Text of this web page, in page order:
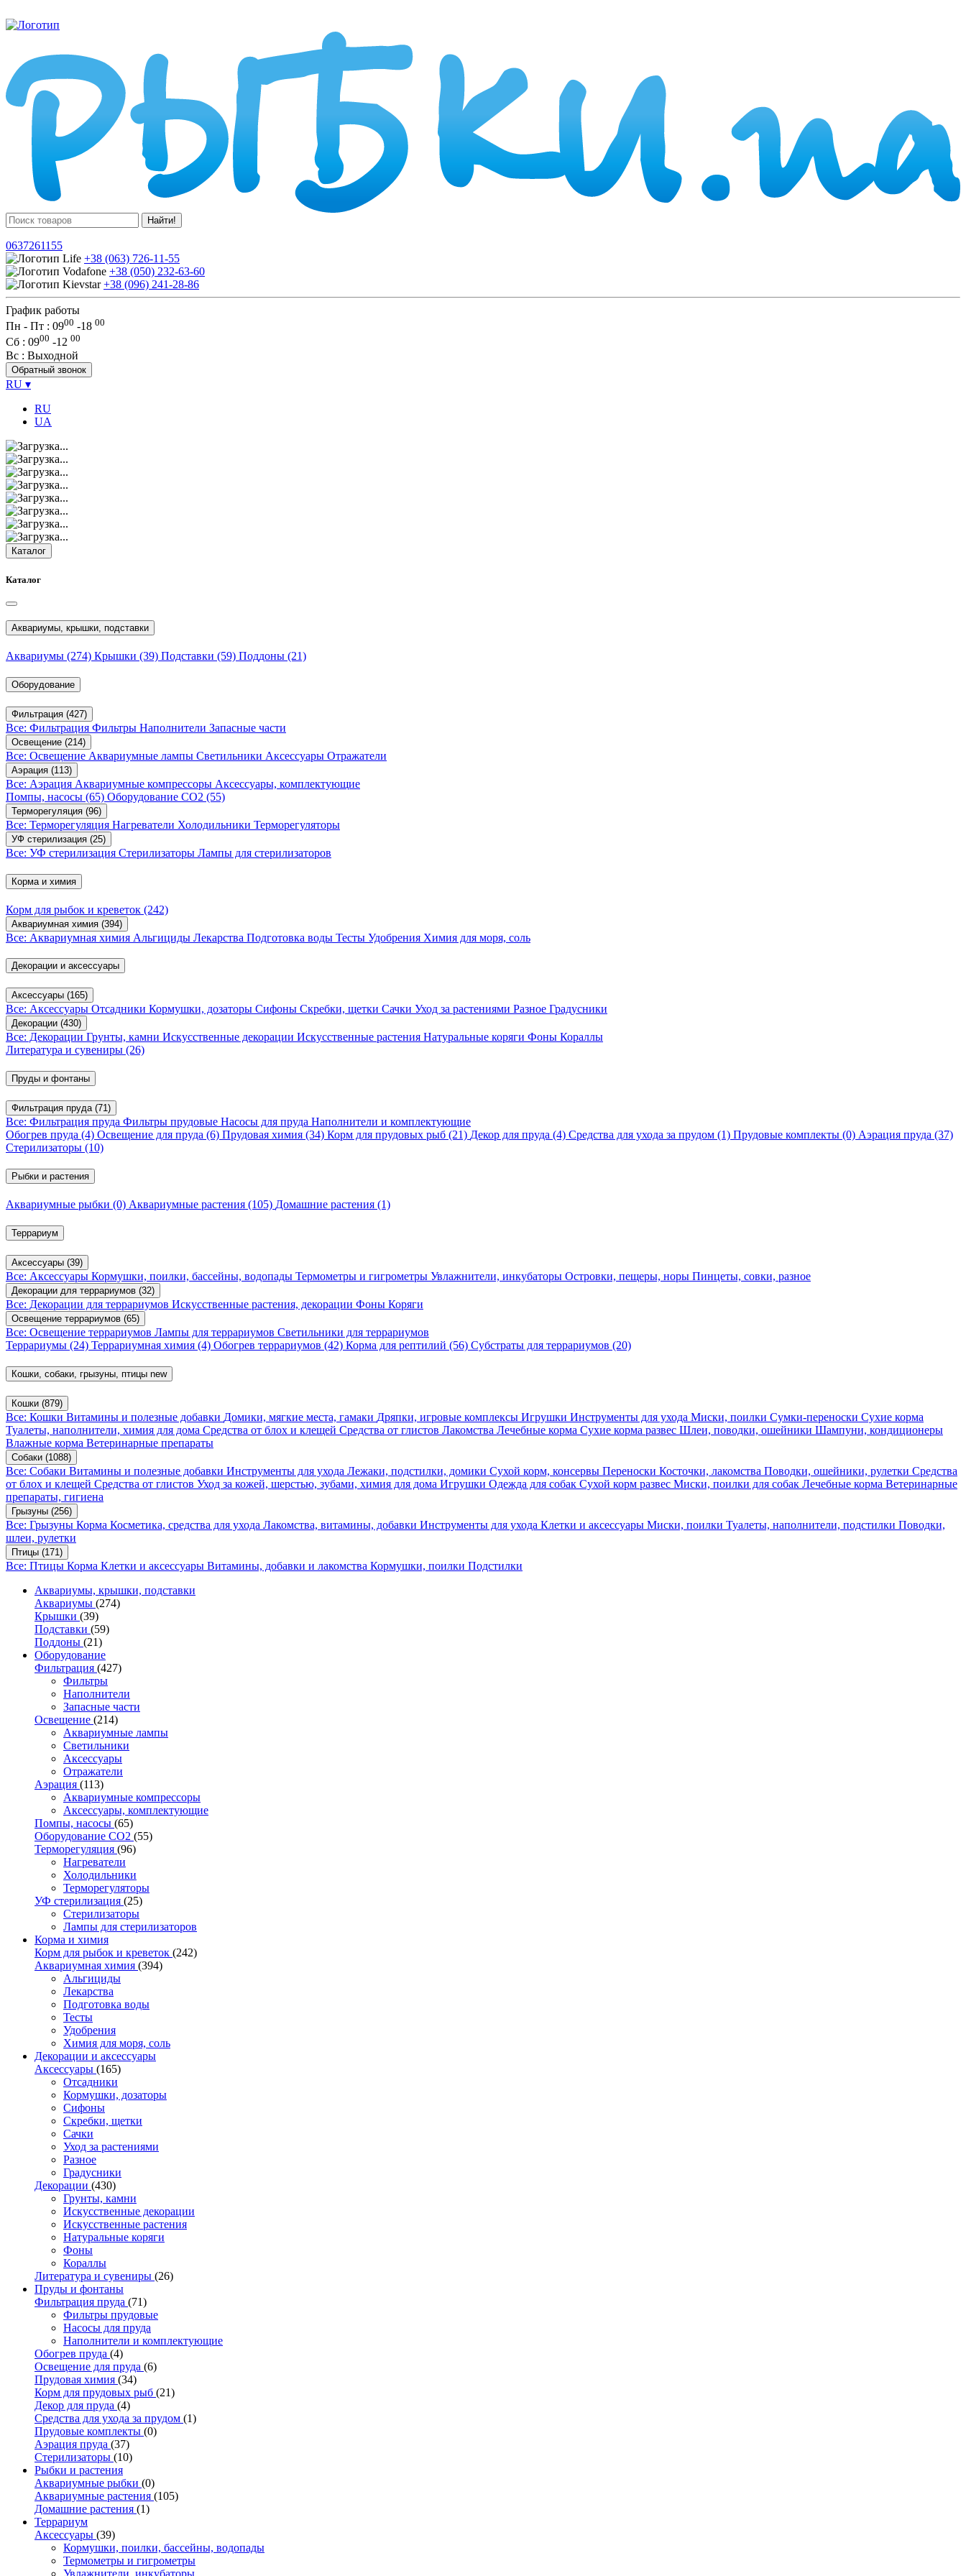
Найти!
0637261155
+38 (063) 726-11-55
+38 (050) 232-63-60
+38 (096) 241-28-86
График работы
Пн - Пт : 0900 -18 00
Сб : 0900 -12 00
Вс : Выходной
Обратный звонок
RU ▾
RU
UA
Каталог
Каталог
Аквариумы, крышки, подставки
Аквариумы (274) Крышки (39) Подставки (59) Поддоны (21)
Оборудование
Фильтрация (427)
Все: Фильтрация Фильтры Наполнители Запасные части
Освещение (214)
Все: Освещение Аквариумные лампы Светильники Аксессуары Отражатели
Аэрация (113)
Все: Аэрация Аквариумные компрессоры Аксессуары, комплектующие
Помпы, насосы (65) Оборудование CO2 (55)
Терморегуляция (96)
Все: Терморегуляция Нагреватели Холодильники Терморегуляторы
УФ стерилизация (25)
Все: УФ стерилизация Стерилизаторы Лампы для стерилизаторов
Корма и химия
Корм для рыбок и креветок (242)
Аквариумная химия (394)
Все: Аквариумная химия Альгициды Лекарства Подготовка воды Тесты Удобрения Химия для моря, соль
Декорации и аксессуары
Аксессуары (165)
Все: Аксессуары Отсадники Кормушки, дозаторы Сифоны Скребки, щетки Сачки Уход за растениями Разное Градусники
Декорации (430)
Все: Декорации Грунты, камни Искусственные декорации Искусственные растения Натуральные коряги Фоны Кораллы
Литература и сувениры (26)
Пруды и фонтаны
Фильтрация пруда (71)
Все: Фильтрация пруда Фильтры прудовые Насосы для пруда Наполнители и комплектующие
Обогрев пруда (4) Освещение для пруда (6) Прудовая химия (34) Корм для прудовых рыб (21) Декор для пруда (4) Средства для ухода за прудом (1) Прудовые комплекты (0) Аэрация пруда (37)
Стерилизаторы (10)
Рыбки и растения
Аквариумные рыбки (0) Аквариумные растения (105) Домашние растения (1)
Террариум
Аксессуары (39)
Все: Аксессуары Кормушки, поилки, бассейны, водопады Термометры и гигрометры Увлажнители, инкубаторы Островки, пещеры, норы Пинцеты, совки, разное
Декорации для террариумов (32)
Все: Декорации для террариумов Искусственные растения, декорации Фоны Коряги
Освещение террариумов (65)
Все: Освещение террариумов Лампы для террариумов Светильники для террариумов
Террариумы (24) Террариумная химия (4) Обогрев террариумов (42) Корма для рептилий (56) Субстраты для террариумов (20)
Кошки, собаки, грызуны, птицы new
Кошки (879)
Все: Кошки Витамины и полезные добавки Домики, мягкие места, гамаки Дряпки, игровые комплексы Игрушки Инструменты для ухода Миски, поилки Сумки-переноски Сухие корма
Туалеты, наполнители, химия для дома Средства от блох и клещей Средства от глистов Лакомства Лечебные корма Сухие корма развес Шлеи, поводки, ошейники Шампуни, кондиционеры
Влажные корма Ветеринарные препараты
Собаки (1088)
Все: Собаки Витамины и полезные добавки Инструменты для ухода Лежаки, подстилки, домики Сухой корм, консервы Переноски Косточки, лакомства Поводки, ошейники, рулетки Средства
от блох и клещей Средства от глистов Уход за кожей, шерстью, зубами, химия для дома Игрушки Одежда для собак Сухой корм развес Миски, поилки для собак Лечебные корма Ветеринарные
препараты, гигиена
Грызуны (256)
Все: Грызуны Корма Косметика, средства для ухода Лакомства, витамины, добавки Инструменты для ухода Клетки и аксессуары Миски, поилки Туалеты, наполнители, подстилки Поводки,
шлеи, рулетки
Птицы (171)
Все: Птицы Корма Клетки и аксессуары Витамины, добавки и лакомства Кормушки, поилки Подстилки
Аквариумы, крышки, подставки
Аквариумы (274)
Крышки (39)
Подставки (59)
Поддоны (21)
Оборудование
Фильтрация (427)
Фильтры
Наполнители
Запасные части
Освещение (214)
Аквариумные лампы
Светильники
Аксессуары
Отражатели
Аэрация (113)
Аквариумные компрессоры
Аксессуары, комплектующие
Помпы, насосы (65)
Оборудование CO2 (55)
Терморегуляция (96)
Нагреватели
Холодильники
Терморегуляторы
УФ стерилизация (25)
Стерилизаторы
Лампы для стерилизаторов
Корма и химия
Корм для рыбок и креветок (242)
Аквариумная химия (394)
Альгициды
Лекарства
Подготовка воды
Тесты
Удобрения
Химия для моря, соль
Декорации и аксессуары
Аксессуары (165)
Отсадники
Кормушки, дозаторы
Сифоны
Скребки, щетки
Сачки
Уход за растениями
Разное
Градусники
Декорации (430)
Грунты, камни
Искусственные декорации
Искусственные растения
Натуральные коряги
Фоны
Кораллы
Литература и сувениры (26)
Пруды и фонтаны
Фильтрация пруда (71)
Фильтры прудовые
Насосы для пруда
Наполнители и комплектующие
Обогрев пруда (4)
Освещение для пруда (6)
Прудовая химия (34)
Корм для прудовых рыб (21)
Декор для пруда (4)
Средства для ухода за прудом (1)
Прудовые комплекты (0)
Аэрация пруда (37)
Стерилизаторы (10)
Рыбки и растения
Аквариумные рыбки (0)
Аквариумные растения (105)
Домашние растения (1)
Террариум
Аксессуары (39)
Кормушки, поилки, бассейны, водопады
Термометры и гигрометры
Увлажнители, инкубаторы